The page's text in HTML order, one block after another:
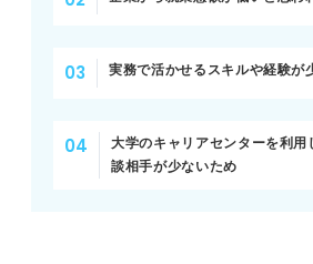
実務で活かせるスキルや経験が
大学のキャリアセンターを利用
談相手が少ないため
空白期間で得た自己成長やスキル